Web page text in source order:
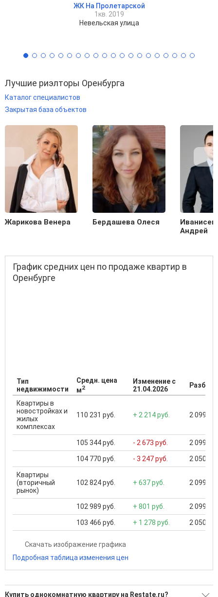
ЖК На Пролетарской
1кв. 2019
Невельская улица
Лучшие риэлторы Оренбурга
Каталог специалистов
Закрытая база объектов
Жарикова Венера Бердашева Олеся
Андрей
График средних цен по продаже квартир в
Оренбурге
Тип
недвижимости
Средн. цена
м2
Изменение с
21.04.2026
Квартиры в
новостройках и
жилых
комплексах
110 231 руб. + 2 214 руб. 2 099
105 344 руб. - 2 673 руб. 2 099
104 770 руб. - 3 247 руб. 2 050
Квартиры
(вторичный
рынок)
102 824 руб. + 637 руб. 2 099
102 989 руб. + 801 руб. 2 099
103 466 руб. + 1 278 руб. 2 050
Скачать изображение графика
Подробная таблица изменения цен
Купить однокомнатную квартиру на Restate.ru?